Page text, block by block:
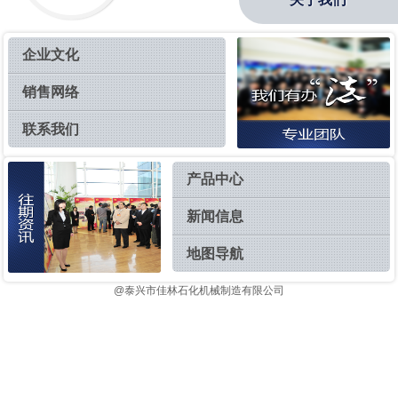
企业文化
销售网络
联系我们
产品中心
新闻信息
地图导航
@泰兴市佳林石化机械制造有限公司